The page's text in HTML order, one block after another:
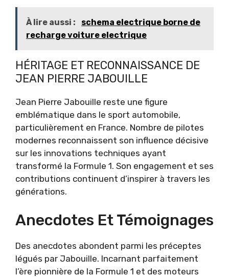
À lire aussi :
schema electrique borne de
recharge voiture electrique
HÉRITAGE ET RECONNAISSANCE DE
JEAN PIERRE JABOUILLE
Jean Pierre Jabouille reste une figure
emblématique dans le sport automobile,
particulièrement en France. Nombre de pilotes
modernes reconnaissent son influence décisive
sur les innovations techniques ayant
transformé la Formule 1. Son engagement et ses
contributions continuent d’inspirer à travers les
générations.
Anecdotes Et Témoignages
Des anecdotes abondent parmi les préceptes
légués par Jabouille. Incarnant parfaitement
l’ère pionnière de la Formule 1 et des moteurs